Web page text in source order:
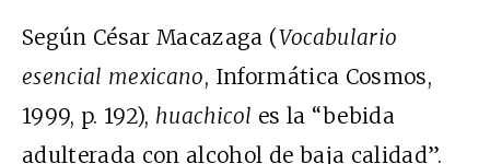
Según César Macazaga (Vocabulario
esencial mexicano, Informática Cosmos,
1999, p. 192), huachicol es la “bebida
adulterada con alcohol de baja calidad”.